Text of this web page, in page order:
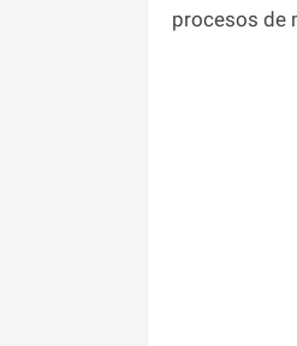
procesos de